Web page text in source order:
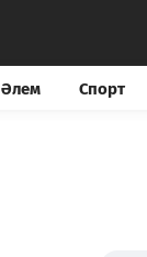
Әлем Спорт